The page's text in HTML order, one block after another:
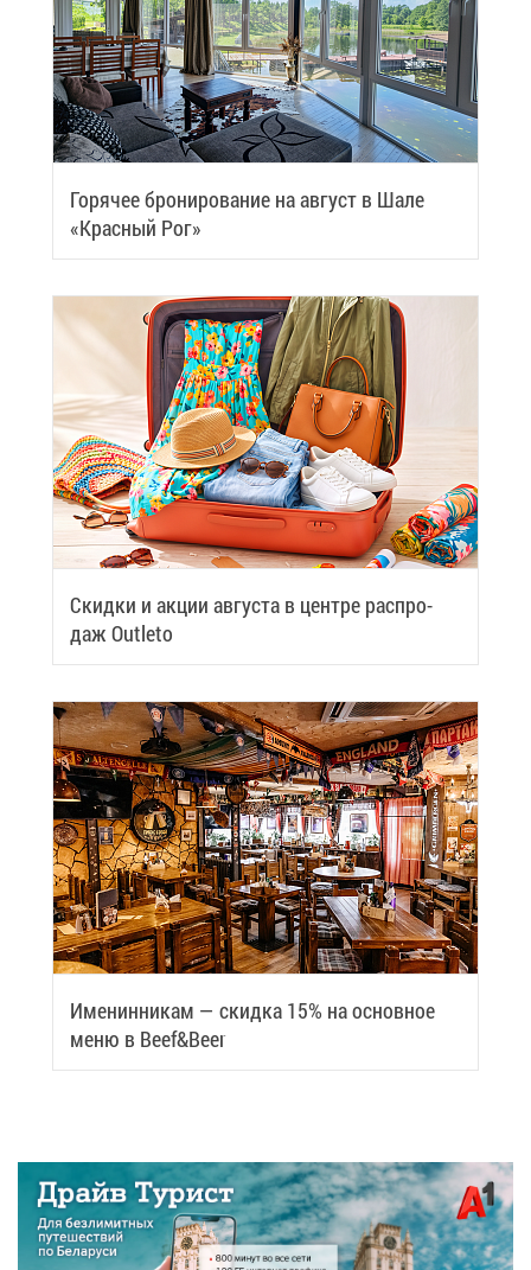
Го­ря­чее бро­ни­ро­ва­ние на ав­густ в Ша­ле
«Крас­ный Рог»
Скид­ки и ак­ции ав­гу­ста в цен­тре рас­про­
даж Outleto
Име­нин­ни­кам — скид­ка 15% на ос­нов­ное
ме­ню в Beef&Beer